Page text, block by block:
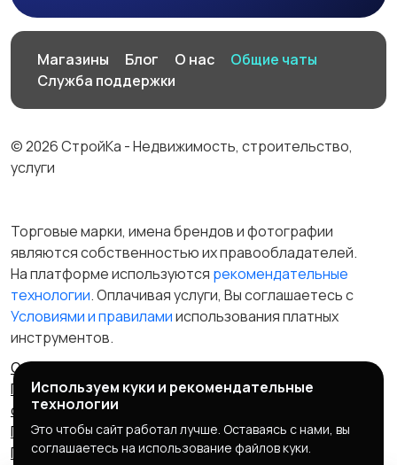
Магазины Блог О нас
Общие чаты
Служба поддержки
© 2026 СтройКа - Недвижимость, строительство,
услуги
Торговые марки, имена брендов и фотографии
являются собственностью их правообладателей.
На платформе используются рекомендательные
технологии. Оплачивая услуги, Вы соглашаетесь c
Условиями и правиламииспользования платных
инструментов.
Отказ от ответственности
Правила сервиса
Политика конфиденциальности
Пользовательское
соглашение
Запрещенные товары/услуги
Правообладателям
Партнерская программа
Политика cookie
Используем куки и рекомендательные
технологии
Это чтобы сайт работал лучше. Оставаясь с нами, вы
соглашаетесь на использование файлов куки.